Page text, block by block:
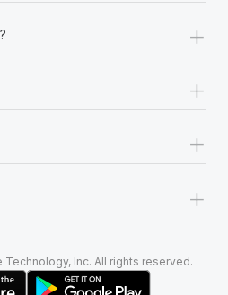
+
+
+
+
Inc. All rights reserved.